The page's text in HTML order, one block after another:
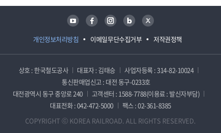
개인정보처리방침 이메일무단수집거부 저작권정책
유튜브 페이스북 인스타그램 블로그 트위터
상호 : 한국철도공사 대표자 : 김태승
사업자등록 : 314-82-10024
통신판매업신고 : 대전 동구-0233호
대전광역시 동구 중앙로 240
고객센터 : 1588-7788(이용료 : 발신자부담)
대표전화 : 042-472-5000
팩스 : 02-361-8385
COPYRIGHT ⓒ KOREA RAILROAD. ALL RIGHTS RESERVED.